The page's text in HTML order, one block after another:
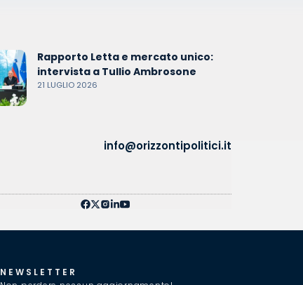
Rapporto Letta e mercato unico:
intervista a Tullio Ambrosone
21 LUGLIO 2026
info@orizzontipolitici.it
NEWSLETTER